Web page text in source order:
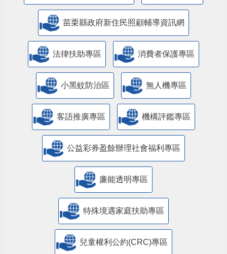
苗栗縣政府新住民照顧輔導資訊網
法律扶助專區 消費者保護專區
小黑蚊防治區 無人機專區
客語推廣專區 機構評鑑專區
公益彩券盈餘辦理社會福利專區
廉能透明專區
特殊境遇家庭扶助專區
兒童權利公約(CRC)專區